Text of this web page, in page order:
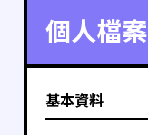
個人檔案
基本資料